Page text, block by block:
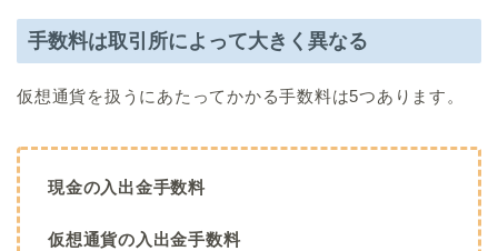
手数料は取引所によって大きく異なる
仮想通貨を扱うにあたってかかる手数料は5つあります。
現金の入出金手数料
仮想通貨の入出金手数料